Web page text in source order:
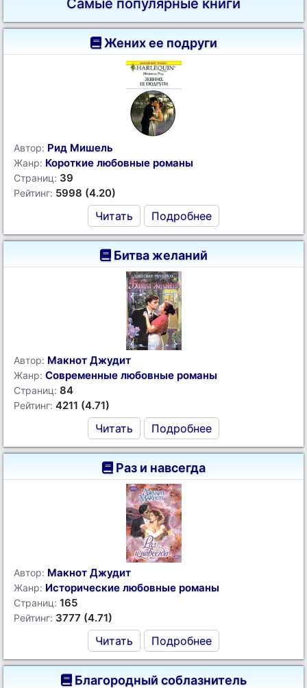
Самые популярные книги
Жених ее подруги
Автор: Рид Мишель
Жанр: Короткие любовные романы
Страниц: 39
Рейтинг: 5998 (4.20)
Читать Подробнее
Битва желаний
Автор: Макнот Джудит
Жанр: Современные любовные романы
Страниц: 84
Рейтинг: 4211 (4.71)
Читать Подробнее
Раз и навсегда
Автор: Макнот Джудит
Жанр: Исторические любовные романы
Страниц: 165
Рейтинг: 3777 (4.71)
Читать Подробнее
Благородный соблазнитель